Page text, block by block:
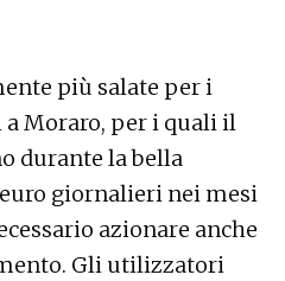
più salate per i
Moraro, per i quali il
durante la bella
giornalieri nei mesi
azionare anche
Gli utilizzatori